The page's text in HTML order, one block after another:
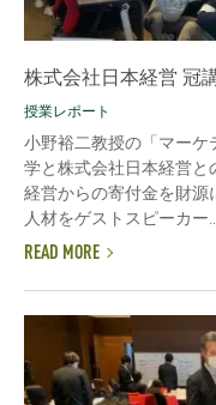
株式会社日本経営 冠
授業レポート
小野裕二教授の「マーケ
学と株式会社日本経営と
経営からの寄付金を財源
人材をゲストスピーカー...
READ MORE